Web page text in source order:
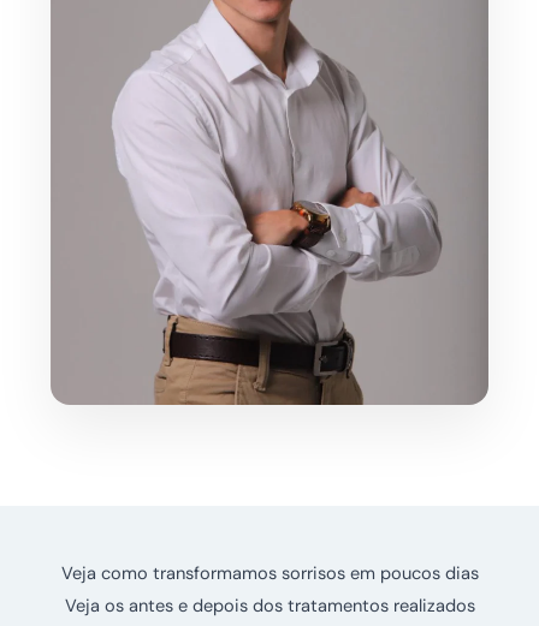
Veja como transformamos sorrisos em poucos dias
Veja os antes e depois dos tratamentos realizados
Antes
Antes